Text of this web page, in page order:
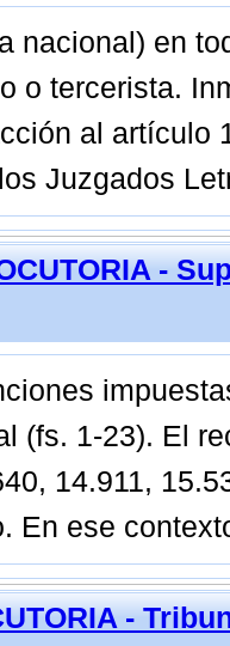
nacional) en
o tercerista.
al artículo
Juzgados
-
(fs. 1-23). El
14.911,
En ese
-